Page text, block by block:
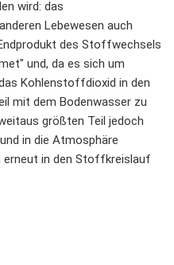
wird: das
Lebewesen auch
des Stoffwechsels
und, da es sich um
Kohlenstoffdioxid in den
mit dem Bodenwasser zu
größten Teil jedoch
in die Atmosphäre
erneut in den Stoffkreislauf